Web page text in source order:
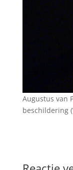
Augustus van
beschildering